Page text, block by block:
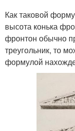
Как таковой
высота конька
фронтон обычно
треугольник, то
формулой